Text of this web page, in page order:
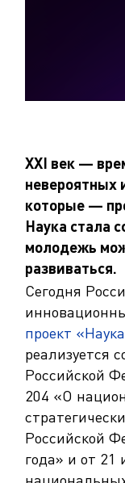
XXI век —
невероятных
которые —
Наука стала
молодежь
развиваться.
Сегодня
проект
реализуется
Российской
204 «О
Российской
года» и от